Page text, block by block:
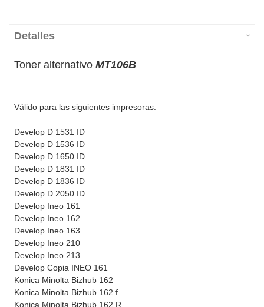
Detalles
Toner alternativo MT106B
Válido para las siguientes impresoras:
Develop D 1531 ID
Develop D 1536 ID
Develop D 1650 ID
Develop D 1831 ID
Develop D 1836 ID
Develop D 2050 ID
Develop Ineo 161
Develop Ineo 162
Develop Ineo 163
Develop Ineo 210
Develop Ineo 213
Develop Copia INEO 161
Konica Minolta Bizhub 162
Konica Minolta Bizhub 162 f
Konica Minolta Bizhub 162 R